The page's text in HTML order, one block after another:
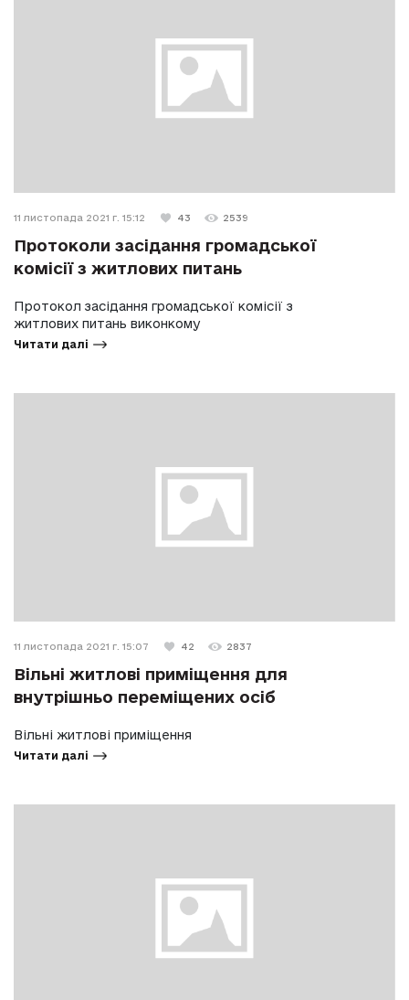
11 листопада 2021 г. 15:12 43 2539
Протоколи засідання громадської
комісії з житлових питань
Протокол засідання громадської комісії з
житлових питань виконкому
Читати далі
11 листопада 2021 г. 15:07 42 2837
Вільні житлові приміщення для
внутрішньо переміщених осіб
Вільні житлові приміщення
Читати далі